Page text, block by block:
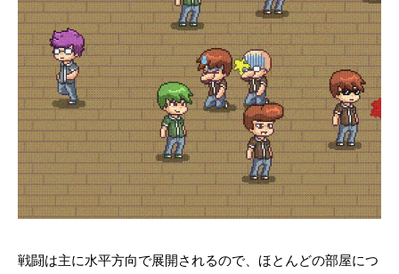
戦闘は主に水平方向で展開されるので、ほとんどの部屋につ